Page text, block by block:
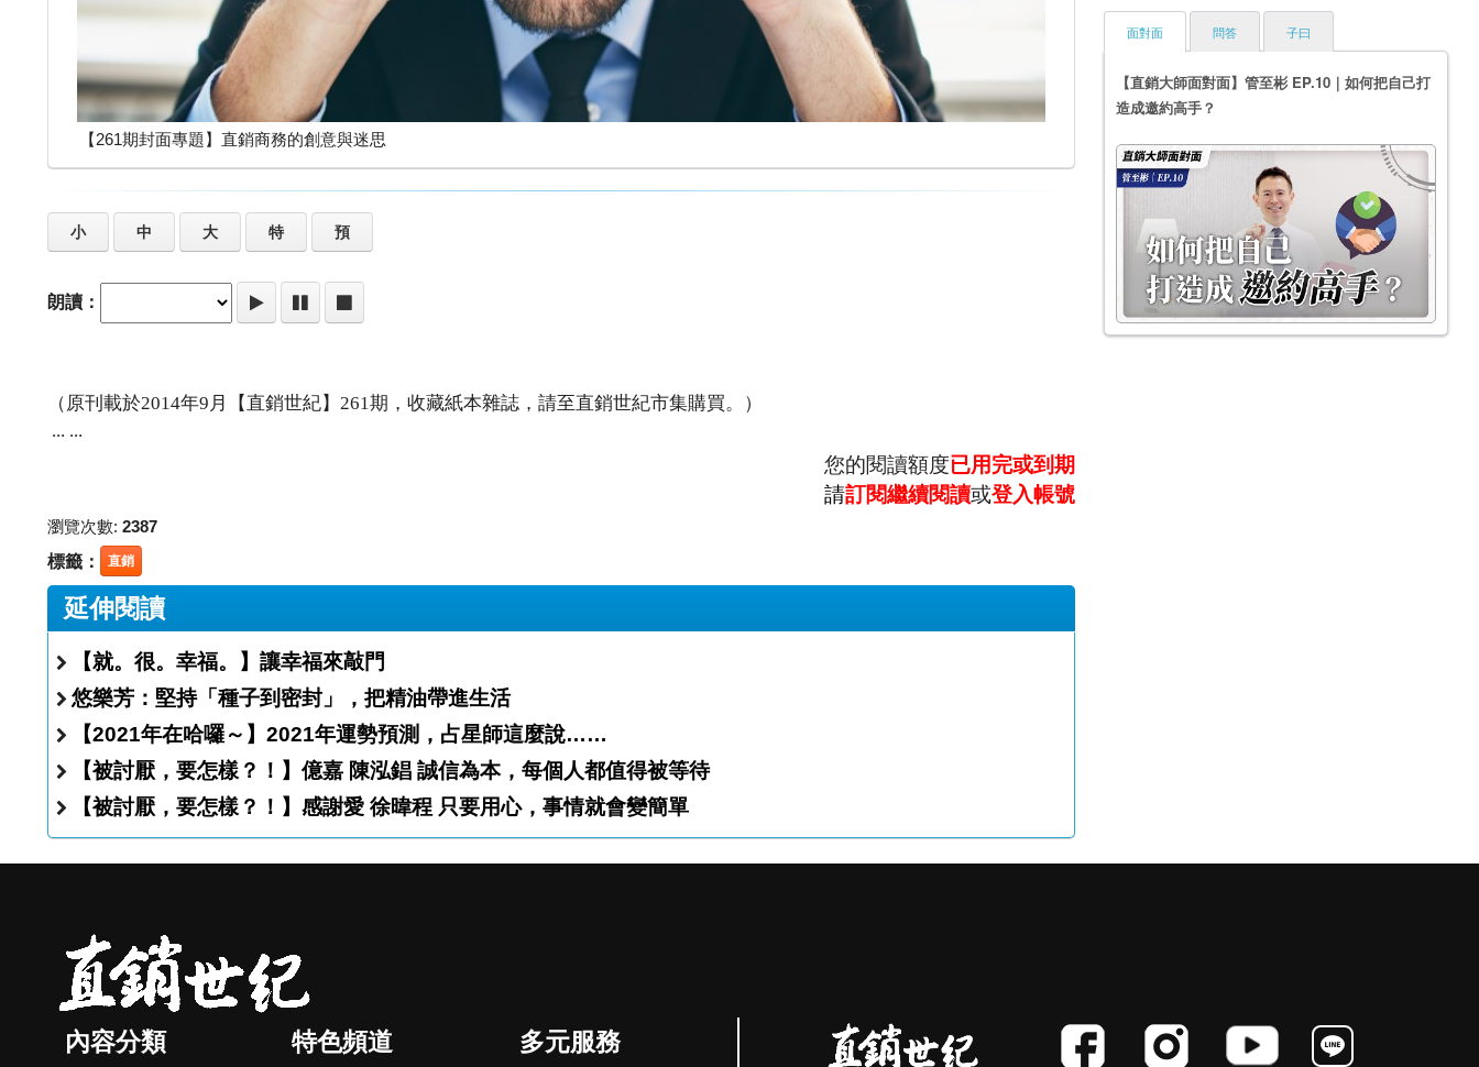
【261期封面專題】直銷商務的創意與迷思
小 中 大 特 預
朗讀：
（原刊載於2014年9月【直銷世紀】261期，收藏紙本雜誌，請至直銷世紀市集購買。）
... ...
您的閱讀額度已用完或到期
請訂閱繼續閱讀或登入帳號
瀏覽次數: 2387
標籤： 直銷
延伸閱讀
【就。很。幸福。】讓幸福來敲門
悠樂芳：堅持「種子到密封」，把精油帶進生活
【2021年在哈囉～】2021年運勢預測，占星師這麼說……
【被討厭，要怎樣？！】億嘉 陳泓錩 誠信為本，每個人都值得被等待
【被討厭，要怎樣？！】感謝愛 徐暐程 只要用心，事情就會變簡單
面對面
【直銷大師面對面】管至彬 EP.10｜如何把自己打
造成邀約高手？
問答 子曰
內容分類 特色頻道 多元服務